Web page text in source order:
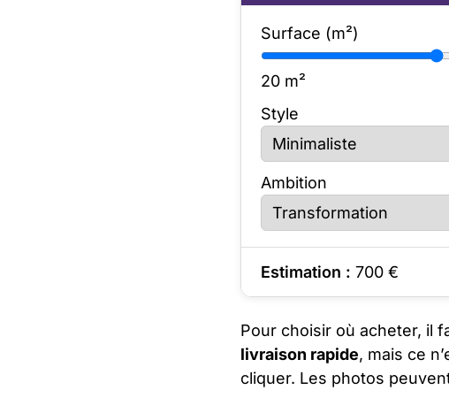
Surface (m²)
20 m²
Style
Ambition
Estimation : 700 €
Pour choisir où acheter, il
livraison rapide, mais ce
cliquer. Les photos